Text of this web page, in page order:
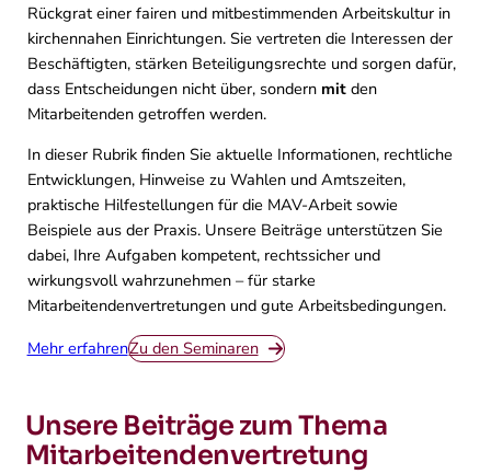
Rückgrat einer fairen und mitbestimmenden Arbeitskultur in
kirchennahen Einrichtungen. Sie vertreten die Interessen der
Beschäftigten, stärken Beteiligungsrechte und sorgen dafür,
dass Entscheidungen nicht über, sondern mitden
Mitarbeitenden getroffen werden.
In dieser Rubrik finden Sie aktuelle Informationen, rechtliche
Entwicklungen, Hinweise zu Wahlen und Amtszeiten,
praktische Hilfestellungen für die MAV-Arbeit sowie
Beispiele aus der Praxis. Unsere Beiträge unterstützen Sie
dabei, Ihre Aufgaben kompetent, rechtssicher und
wirkungsvoll wahrzunehmen – für starke
Mitarbeitendenvertretungen und gute Arbeitsbedingungen.
Mehr erfahrenZu den Seminaren
Unsere Beiträge zum Thema
Mitarbeitendenvertretung